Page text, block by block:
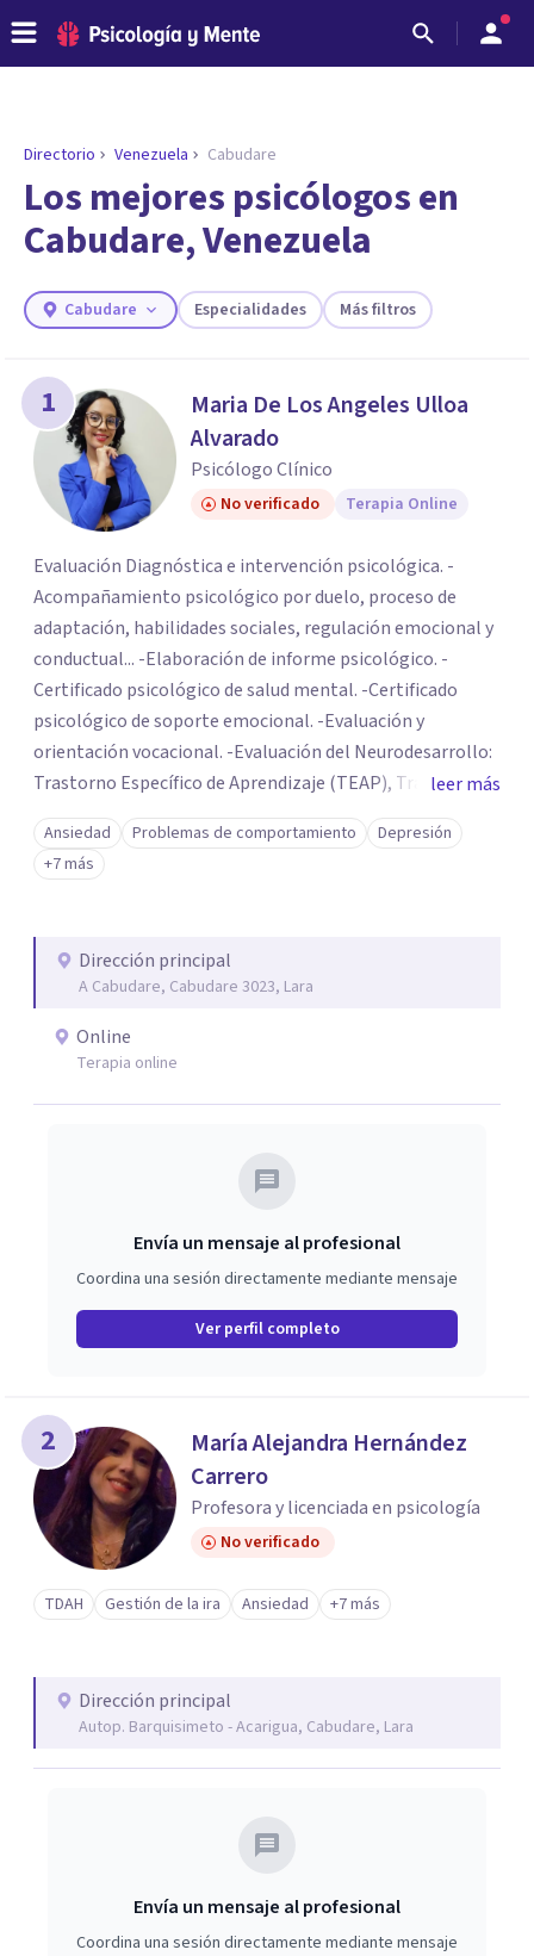
ENCONTRAR MI TERAPEUTA
¿Necesitas ayuda para encontrar el
psicólogo adecuado?
Responde a unas breves preguntas y te ofreceremos
necesidades.
Directorio Venezuela Cabudare
Los mejores psicólogos en
Cabudare, Venezuela
Cabudare Especialidades Más filtros
1
Maria De Los Angeles Ulloa
Alvarado
Psicólogo Clínico
No verificado Terapia Online
Evaluación Diagnóstica e intervención psicológica. -
Acompañamiento psicológico por duelo, proceso de
adaptación, habilidades sociales, regulación emocional y
conductual... -Elaboración de informe psicológico. -
Certificado psicológico de salud mental. -Certificado
psicológico de soporte emocional. -Evaluación y
orientación vocacional. -Evaluación del Neurodesarrollo:
Trastorno Específico de Aprendizaje (TEAP), Trastorno
del Desarrollo Intelectual (TDI), Trastorno de Espectro
Autista (TEA), Trastorno de Déficit de Atención con
Hiperactividad (TDAH)
leer más
Ansiedad Problemas de comportamiento
Depresión
+7 más
Dirección principal
A Cabudare, Cabudare 3023, Lara
Online
Terapia online
Envía un mensaje al profesional
Coordina una sesión directamente mediante mensaje
Ver perfil completo
2
María Alejandra Hernández
Carrero
Profesora y licenciada en psicología
No verificado
TDAH Gestión de la ira Ansiedad +7 más
Dirección principal
Autop. Barquisimeto - Acarigua, Cabudare, Lara
Envía un mensaje al profesional
Coordina una sesión directamente mediante mensaje